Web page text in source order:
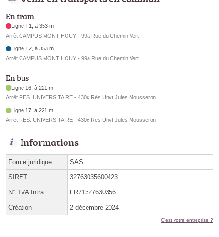
En tram
Ligne T1, à 353 m
Arrêt CAMPUS MONT HOUY - 99a Rue du Chemin Vert
Ligne T2, à 353 m
Arrêt CAMPUS MONT HOUY - 99a Rue du Chemin Vert
En bus
Ligne 16, à 221 m
Arrêt RES. UNIVERSITAIRE - 430c Rés Unvt Jules Mousseron
Ligne 17, à 221 m
Arrêt RES. UNIVERSITAIRE - 430c Rés Unvt Jules Mousseron
Informations
Forme juridique SAS
SIRET 32763035600423
N° TVA Intra. FR71327630356
Création 2 décembre 2024
C'est votre entreprise ?